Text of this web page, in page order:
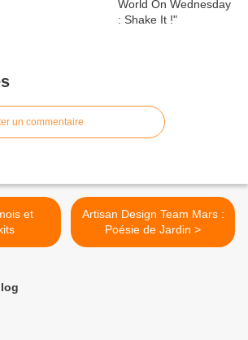
un commentaire
Artisan Design Team Mars :
Poésie de Jardin >